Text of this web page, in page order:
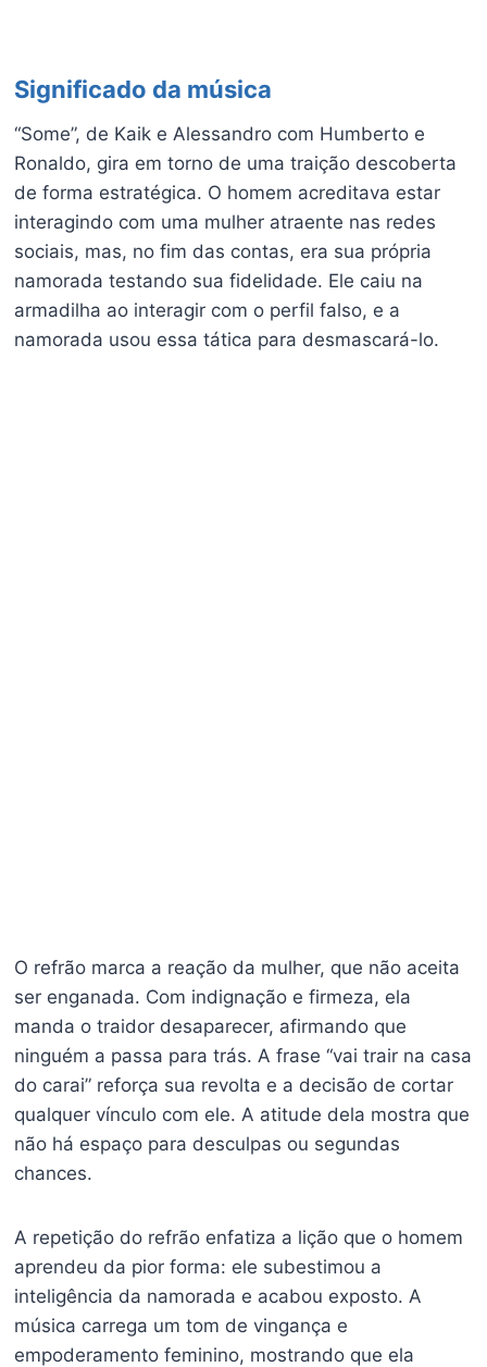
Significado da música
“Some”, de Kaik e Alessandro com Humberto e
Ronaldo, gira em torno de uma traição descoberta
de forma estratégica. O homem acreditava estar
interagindo com uma mulher atraente nas redes
sociais, mas, no fim das contas, era sua própria
namorada testando sua fidelidade. Ele caiu na
armadilha ao interagir com o perfil falso, e a
namorada usou essa tática para desmascará-lo.
O refrão marca a reação da mulher, que não aceita
ser enganada. Com indignação e firmeza, ela
manda o traidor desaparecer, afirmando que
ninguém a passa para trás. A frase “vai trair na casa
do carai” reforça sua revolta e a decisão de cortar
qualquer vínculo com ele. A atitude dela mostra que
não há espaço para desculpas ou segundas
chances.
A repetição do refrão enfatiza a lição que o homem
aprendeu da pior forma: ele subestimou a
inteligência da namorada e acabou exposto. A
música carrega um tom de vingança e
empoderamento feminino, mostrando que ela